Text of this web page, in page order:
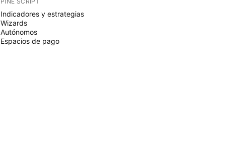
Indicadores y estrategias
Wizards
Autónomos
Espacios de pago